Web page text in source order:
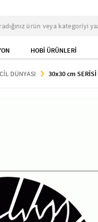
HOBİ ÜRÜNLERİ
DÜNYASI 30x30 cm SERİSİ